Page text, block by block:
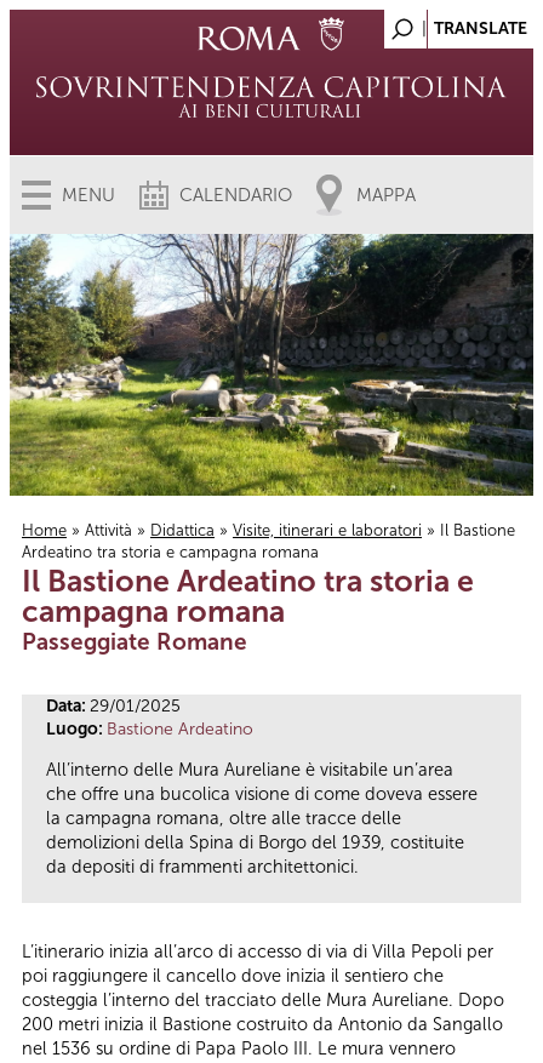
MENU CALENDARIO MAPPA
Tu sei qui
Home » Attività » Didattica » Visite, itinerari e laboratori » Il Bastione
Ardeatino tra storia e campagna romana
Il Bastione Ardeatino tra storia e
campagna romana
Passeggiate Romane
Data: 29/01/2025
Luogo: Bastione Ardeatino
All’interno delle Mura Aureliane è visitabile un’area
che offre una bucolica visione di come doveva essere
la campagna romana, oltre alle tracce delle
demolizioni della Spina di Borgo del 1939, costituite
da depositi di frammenti architettonici.
L’itinerario inizia all’arco di accesso di via di Villa Pepoli per
poi raggiungere il cancello dove inizia il sentiero che
costeggia l’interno del tracciato delle Mura Aureliane. Dopo
200 metri inizia il Bastione costruito da Antonio da Sangallo
nel 1536 su ordine di Papa Paolo III. Le mura vennero